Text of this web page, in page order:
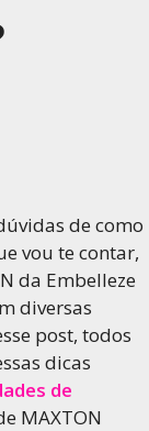
de como
vou te contar,
da Embelleze
diversas
post, todos
dicas
de
MAXTON